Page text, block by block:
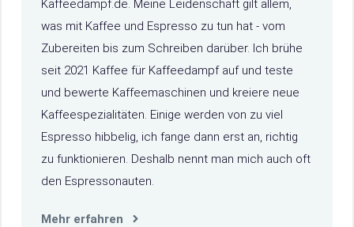
Kaffeedampf.de. Meine Leidenschaft gilt allem,
was mit Kaffee und Espresso zu tun hat - vom
Zubereiten bis zum Schreiben darüber. Ich brühe
seit 2021 Kaffee für Kaffeedampf auf und teste
und bewerte Kaffeemaschinen und kreiere neue
Kaffeespezialitäten. Einige werden von zu viel
Espresso hibbelig, ich fange dann erst an, richtig
zu funktionieren. Deshalb nennt man mich auch oft
den Espressonauten.
Mehr erfahren